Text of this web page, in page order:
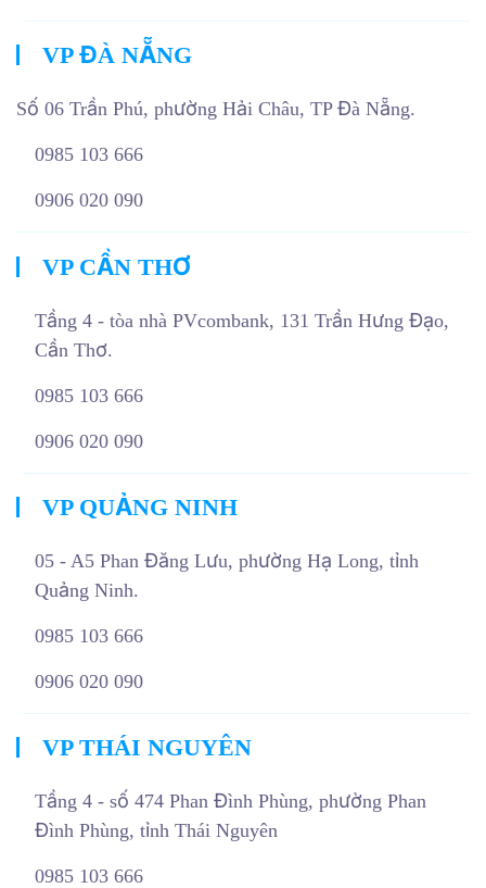
VP ĐÀ NẴNG
Số 06 Trần Phú, phường Hải Châu, TP Đà Nẵng.
0985 103 666
0906 020 090
VP CẦN THƠ
Tầng 4 - tòa nhà PVcombank, 131 Trần Hưng Đạo,
Cần Thơ.
0985 103 666
0906 020 090
VP QUẢNG NINH
05 - A5 Phan Đăng Lưu, phường Hạ Long, tỉnh
Quảng Ninh.
0985 103 666
0906 020 090
VP THÁI NGUYÊN
Tầng 4 - số 474 Phan Đình Phùng, phường Phan
Đình Phùng, tỉnh Thái Nguyên
0985 103 666